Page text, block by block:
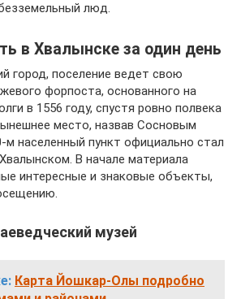
люд.
в Хвалынске за один день
город, поселение ведет свою
форпоста, основанного на
в 1556 году, спустя ровно полвека
место, назвав Сосновым
м населенный пункт официально стал
В начале материала
интересные и знаковые объекты,
музей
Карта Йошкар-Олы подробно